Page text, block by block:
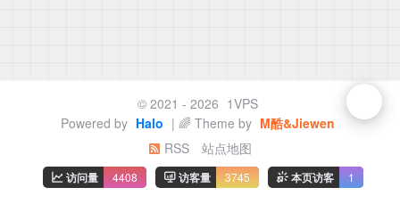
© 2021 - 2026 1VPS
Powered by Halo | 🌈 Theme by M酷&Jiewen
RSS
站点地图
访问量 4408 访客量 3745 本页访客 1